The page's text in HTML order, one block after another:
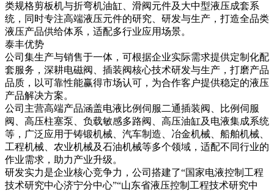
类规格剪板机与折弯机油缸、滑阀元件及大中型液压成套系
统，同时专注高端液压元件的研究、研发与生产，打造全品类
液压产品供给体系，适配多行业应用场景。
泰丰优势
公司集生产与销售于一体，可根据企业实际需求提供定制化配
套服务，深耕电磁阀、插装阀核心技术研发与生产，打磨产品
品质，以可靠性能赢得市场认可，为合作客户提供稳定的液压
产品解决方案。
公司主营高端产品涵盖电液比例伺服二通插装阀、比例伺服
阀、高压柱塞泵、负载敏感多路阀、高压油缸及电液集成系统
等，广泛应用于铸锻机械、汽车制造、冶金机械、船舶机械、
工程机械、农业机械及石油机械等多个领域，适配不同行业的
作业需求，助力产业升级。
研发实力是企业核心竞争力，公司搭建了“国家电液控制工程
技术研究中心济宁分中心”“山东省液压控制工程技术研究中